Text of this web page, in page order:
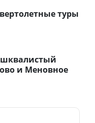
туры
шквалистый
и Меновное